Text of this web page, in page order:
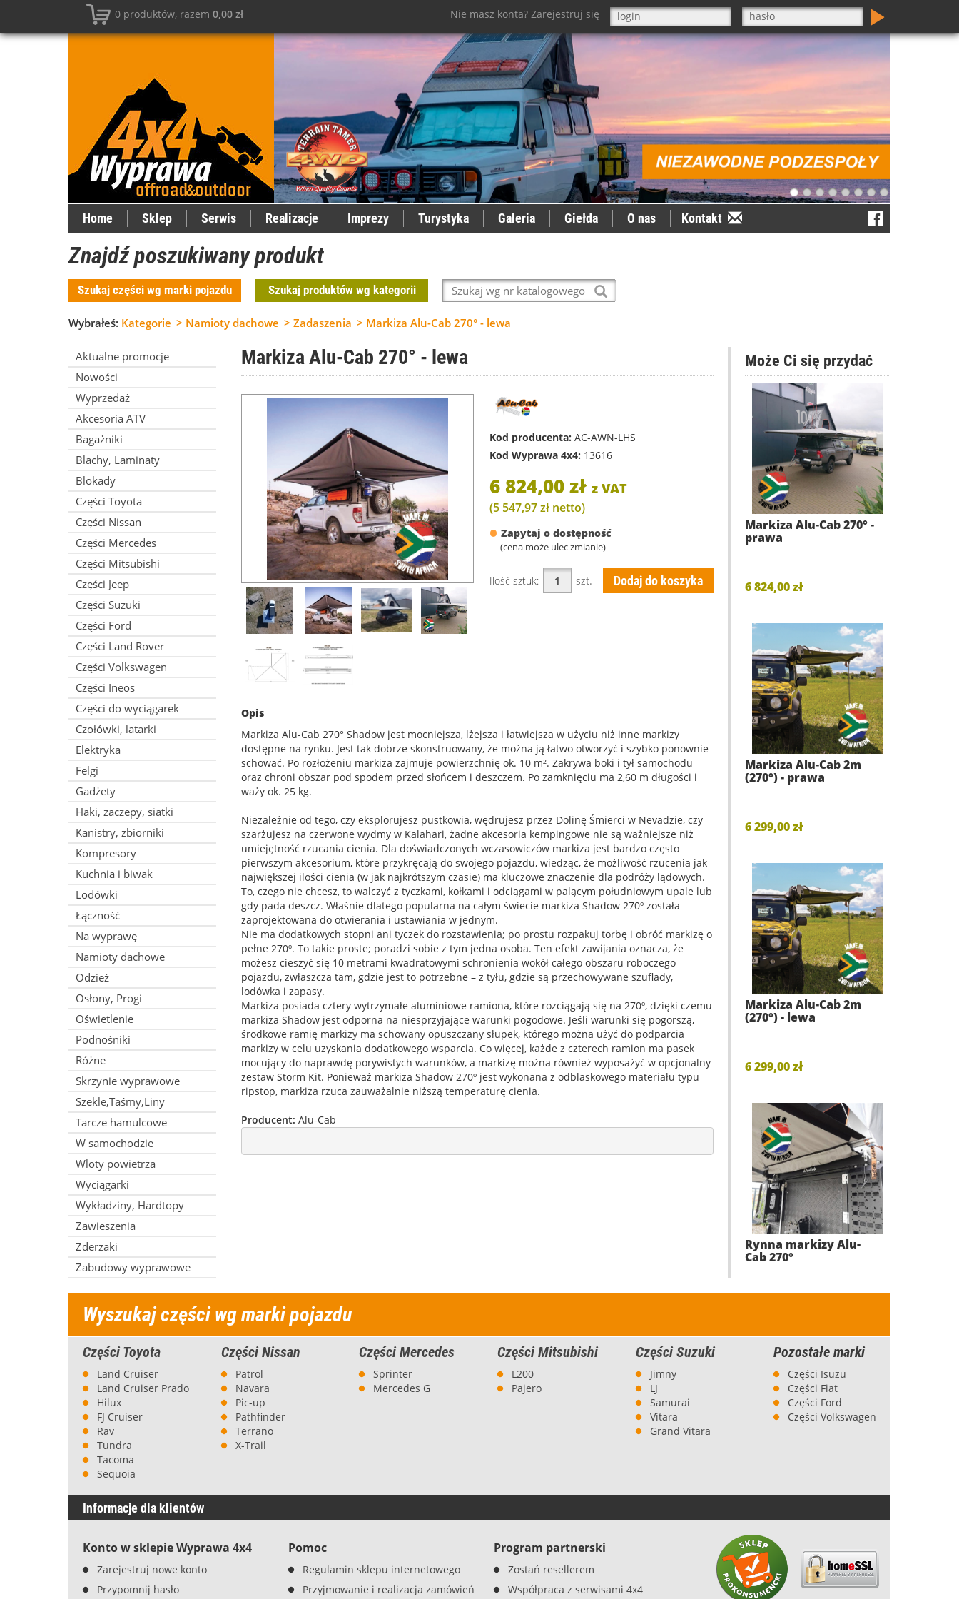
0 produktów, razem 0,00 zł Nie masz konta? Zarejestruj się
Home Sklep Serwis Realizacje Imprezy Turystyka Galeria Giełda O nas Kontakt
Znajdźposzukiwanyprodukt
Szukaj części wg marki pojazdu Szukaj produktów wg kategorii Wyszukaj
Wybrałeś: Kategorie Namioty dachowe Zadaszenia Markiza Alu-Cab 270° - lewa
Markiza Alu-Cab 270° - lewa
Kod producenta: AC-AWN-LHS
Kod Wyprawa 4x4: 13616
6 824,00 zł z VAT
(5 547,97 zł netto)
• Zapytaj o dostępność
(cena może ulec zmianie)
Ilość sztuk: szt. Dodaj do koszyka
Opis
Markiza Alu-Cab 270° Shadow jest mocniejsza, lżejsza i łatwiejsza w użyciu niż inne markizy
dostępne na rynku. Jest tak dobrze skonstruowany, że można ją łatwo otworzyć i szybko ponownie
schować. Po rozłożeniu markiza zajmuje powierzchnię ok. 10 m². Zakrywa boki i tył samochodu
oraz chroni obszar pod spodem przed słońcem i deszczem. Po zamknięciu ma 2,60 m długości i
waży ok. 25 kg.
Niezależnie od tego, czy eksplorujesz pustkowia, wędrujesz przez Dolinę Śmierci w Nevadzie, czy
szarżujesz na czerwone wydmy w Kalahari, żadne akcesoria kempingowe nie są ważniejsze niż
umiejętność rzucania cienia. Dla doświadczonych wczasowiczów markiza jest bardzo często
pierwszym akcesorium, które przykręcają do swojego pojazdu, wiedząc, że możliwość rzucenia jak
największej ilości cienia (w jak najkrótszym czasie) ma kluczowe znaczenie dla podróży lądowych.
To, czego nie chcesz, to walczyć z tyczkami, kołkami i odciągami w palącym południowym upale lub
gdy pada deszcz. Właśnie dlatego popularna na całym świecie markiza Shadow 270º została
zaprojektowana do otwierania i ustawiania w jednym.
Nie ma dodatkowych stopni ani tyczek do rozstawienia; po prostu rozpakuj torbę i obróć markizę o
pełne 270º. To takie proste; poradzi sobie z tym jedna osoba. Ten efekt zawijania oznacza, że ​​
możesz cieszyć się 10 metrami kwadratowymi schronienia wokół całego obszaru roboczego
pojazdu, zwłaszcza tam, gdzie jest to potrzebne – z tyłu, gdzie są przechowywane szuflady,
lodówka i zapasy.
Markiza posiada cztery wytrzymałe aluminiowe ramiona, które rozciągają się na 270º, dzięki czemu
markiza Shadow jest odporna na niesprzyjające warunki pogodowe. Jeśli warunki się pogorszą,
środkowe ramię markizy ma schowany opuszczany słupek, którego można użyć do podparcia
markizy w celu uzyskania dodatkowego wsparcia. Co więcej, każde z czterech ramion ma pasek
mocujący do naprawdę porywistych warunków, a markizę można również wyposażyć w opcjonalny
zestaw Storm Kit. Ponieważ markiza Shadow 270º jest wykonana z odblaskowego materiału typu
ripstop, markiza rzuca zauważalnie niższą temperaturę cienia.
Producent: Alu-Cab
Może Ci się przydać
Markiza Alu-Cab 270° -
prawa
6 824,00 zł
Markiza Alu-Cab 2m
(270°) - prawa
6 299,00 zł
Markiza Alu-Cab 2m
(270°) - lewa
6 299,00 zł
Rynna markizy Alu-
Cab 270°
markizy Alu-Cab 270° -
6 929,00 zł
Aktualne promocje
Nowości
Wyprzedaż
Akcesoria ATV
Bagażniki
Blachy, Laminaty
Blokady
Części Toyota
Części Nissan
Części Mercedes
Części Mitsubishi
Części Jeep
Części Suzuki
Części Ford
Części Land Rover
Części Volkswagen
Części Ineos
Części do wyciągarek
Czołówki, latarki
Elektryka
Felgi
Gadżety
Haki, zaczepy, siatki
Kanistry, zbiorniki
Kompresory
Kuchnia i biwak
Lodówki
Łączność
Na wyprawę
Namioty dachowe
Odzież
Osłony, Progi
Oświetlenie
Podnośniki
Różne
Skrzynie wyprawowe
Szekle,Taśmy,Liny
Tarcze hamulcowe
W samochodzie
Wloty powietrza
Wyciągarki
Wykładziny, Hardtopy
Zawieszenia
Zderzaki
Zabudowy wyprawowe
Wyszukaj części wg marki pojazdu
Części Toyota
Land Cruiser
Land Cruiser Prado
Hilux
FJ Cruiser
Rav
Tundra
Tacoma
Sequoia
Części Nissan
Patrol
Navara
Pic-up
Pathfinder
Terrano
X-Trail
Części Mercedes
Sprinter
Mercedes G
Części Mitsubishi
L200
Pajero
Części Suzuki
Jimny
LJ
Samurai
Vitara
Grand Vitara
Pozostałe marki
Części Isuzu
Części Fiat
Części Ford
Części Volkswagen
Informacje dla klientów
Konto w sklepie Wyprawa 4x4
Zarejestruj nowe konto
Przypomnij hasło
Pomoc
Regulamin sklepu internetowego
Przyjmowanie i realizacja zamówień
Program partnerski
Zostań resellerem
Współpraca z serwisami 4x4